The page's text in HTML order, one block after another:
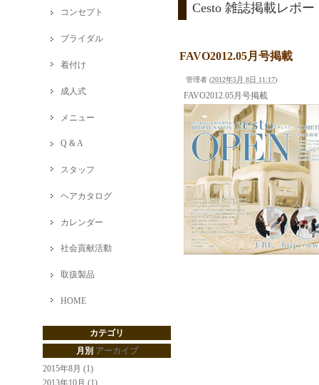
Cesto 雑誌掲載レポー
FAVO2012.05月号掲載
管理者 (2012年5月 8日 11:17)
FAVO2012.05月号掲載
コンセプト
ブライダル
着付け
成人式
メニュー
Q & A
スタッフ
ヘアカタログ
カレンダー
社会貢献活動
取扱製品
HOME
カテゴリ
月別 アーカイブ
2015年8月 (1)